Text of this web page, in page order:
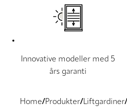
Innovative modeller med 5
års garanti
Home Produkter Liftgardiner